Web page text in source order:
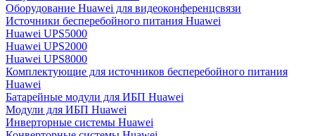
Оборудование Huawei для видеоконференцсвязи
Источники бесперебойного питания Huawei
Huawei UPS5000
Huawei UPS2000
Huawei UPS8000
Комплектующие для источников бесперебойного питания
Huawei
Батарейные модули для ИБП Huawei
Модули для ИБП Huawei
Инверторные системы Huawei